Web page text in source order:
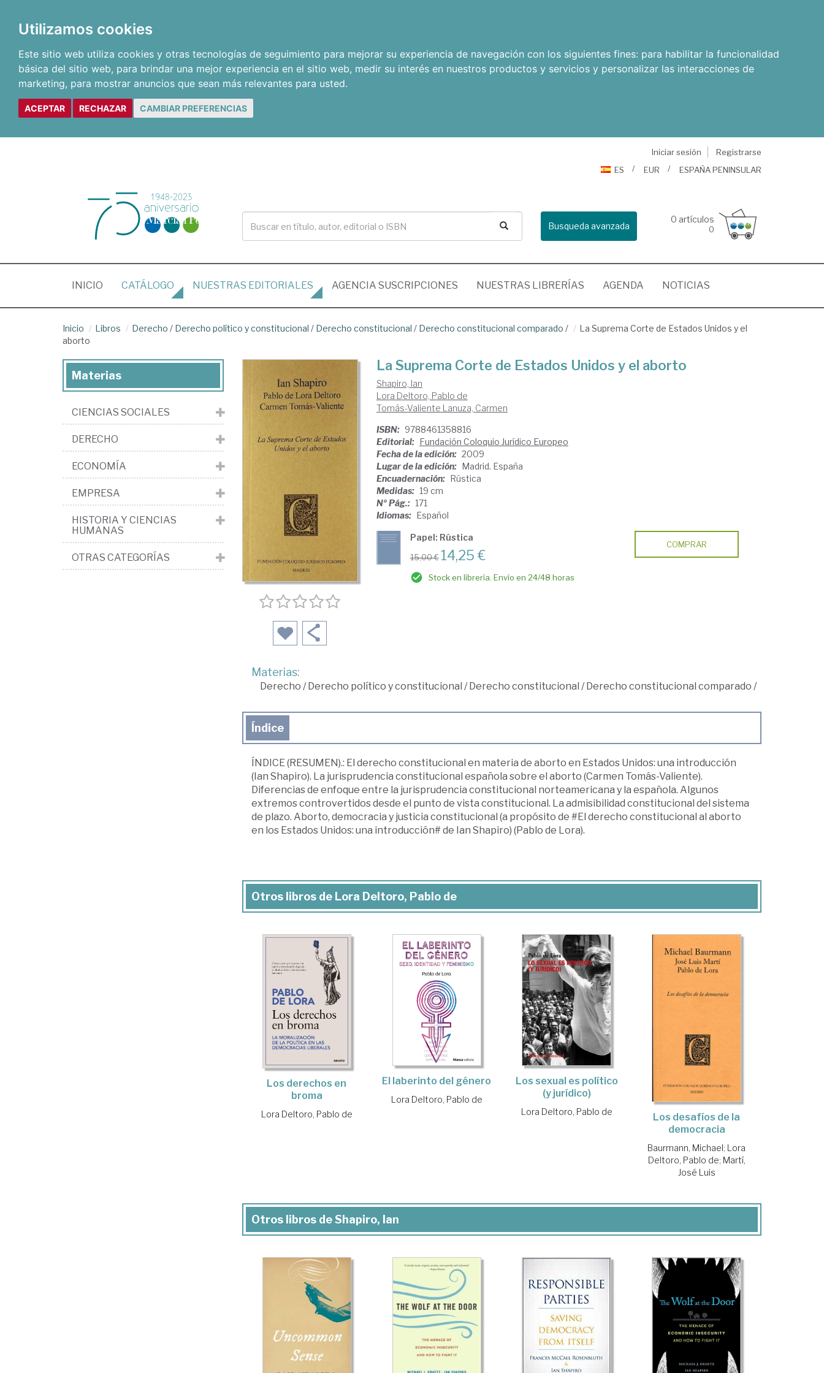
Utilizamos cookies
Este sitio web utiliza cookies y otras tecnologías de seguimiento para mejorar su experiencia de navegación con los siguientes fines: para habilitar la funcionalidad
básica del sitio web, para brindar una mejor experiencia en el sitio web, medir su interés en nuestros productos y servicios y personalizar las interacciones de
marketing, para mostrar anuncios que sean más relevantes para usted.
ACEPTAR RECHAZAR CAMBIAR PREFERENCIAS
Iniciar sesión
Registrarse
ES
EUR ESPAÑA PENINSULAR
Busqueda avanzada
0 artículos
0
INICIO (CURRENT)
CATÁLOGO NUESTRAS EDITORIALES AGENCIA SUSCRIPCIONES NUESTRAS LIBRERÍAS AGENDA NOTICIAS
Inicio Libros Derecho / Derecho político y constitucional / Derecho constitucional / Derecho constitucional comparado /
La Suprema Corte de Estados Unidos y el
aborto
La Suprema Corte de Estados Unidos y el aborto
Shapiro, Ian
Lora Deltoro, Pablo de
Tomás-Valiente Lanuza, Carmen
ISBN: 9788461358816
Editorial: Fundación Coloquio Jurídico Europeo
Fecha de la edición: 2009
Lugar de la edición: Madrid. España
Encuadernación: Rústica
Medidas: 19 cm
Nº Pág.: 171
Idiomas: Español
Papel: Rústica
15,00 € 14,25 €
Stock en librería. Envío en 24/48 horas
COMPRAR
Materias:
Derecho /Derecho político y constitucional /Derecho constitucional /Derecho constitucional comparado /
Índice
ÍNDICE (RESUMEN).: El derecho constitucional en materia de aborto en Estados Unidos: una introducción
(Ian Shapiro). La jurisprudencia constitucional española sobre el aborto (Carmen Tomás-Valiente).
Diferencias de enfoque entre la jurisprudencia constitucional norteamericana y la española. Algunos
extremos controvertidos desde el punto de vista constitucional. La admisibilidad constitucional del sistema
de plazo. Aborto, democracia y justicia constitucional (a propósito de #El derecho constitucional al aborto
en los Estados Unidos: una introducción# de Ian Shapiro) (Pablo de Lora).
Otros libros de Lora Deltoro, Pablo de
Los derechos en
broma
Lora Deltoro, Pablo de
El laberinto del género
Lora Deltoro, Pablo de
Los sexual es político
(y jurídico)
Lora Deltoro, Pablo de
Los desafíos de la
democracia
Baurmann, Michael; Lora
Deltoro, Pablo de; Martí,
José Luis
Otros libros de Shapiro, Ian
Materias
CIENCIAS SOCIALES
DERECHO
ECONOMÍA
EMPRESA
HISTORIA Y CIENCIAS
HUMANAS
OTRAS CATEGORÍAS